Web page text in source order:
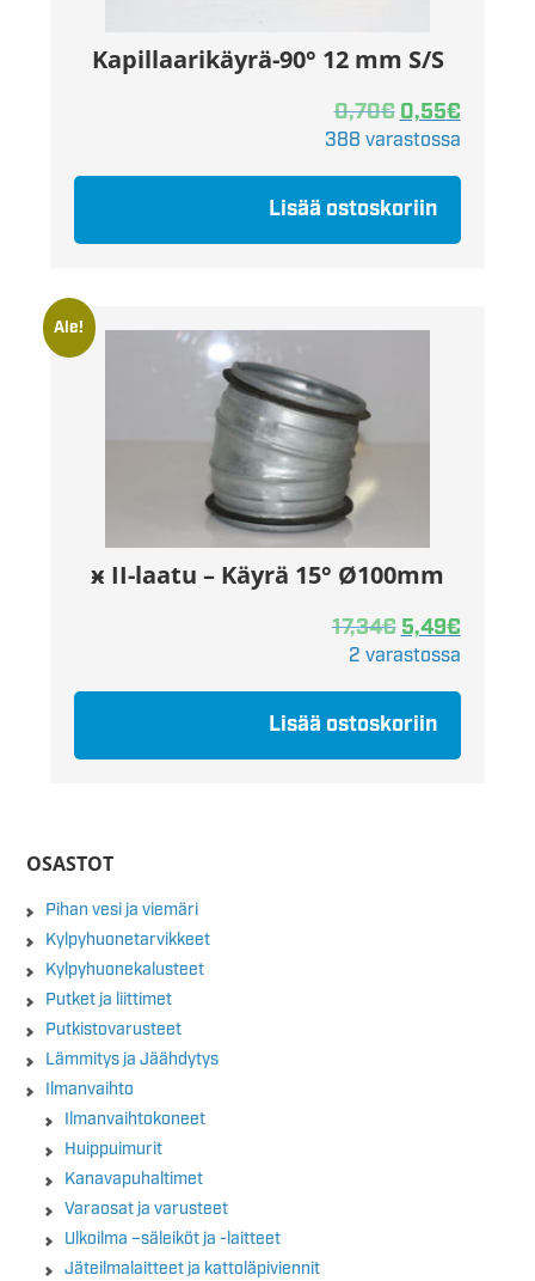
Kapillaarikäyrä-90° 12 mm S/S
0,70€0,55€
388 varastossa
Lisää ostoskoriin
Ale!
ӿ II-laatu – Käyrä 15° Ø100mm
17,34€5,49€
2 varastossa
Lisää ostoskoriin
OSASTOT
Pihan vesi ja viemäri
Kylpyhuonetarvikkeet
Kylpyhuonekalusteet
Putket ja liittimet
Putkistovarusteet
Lämmitys ja Jäähdytys
Ilmanvaihto
Ilmanvaihtokoneet
Huippuimurit
Kanavapuhaltimet
Varaosat ja varusteet
Ulkoilma –säleiköt ja -laitteet
Jäteilmalaitteet ja kattoläpiviennit